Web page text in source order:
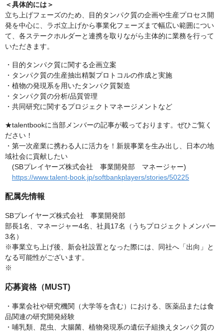
＜具体的には＞
立ち上げフェーズのため、目的タンパク質の企画や生産プロセス開
発を中心に、ラボ立上げから事業化フェーズまで幅広い範囲につい
て、各ステークホルダーと連携を取りながら主体的に業務を行って
いただきます。
・目的タンパク質に関する企画立案
・タンパク質の生産抽出精製プロトコルの作成と実施
・植物の発現系を用いたタンパク質製造
・タンパク質の分析/品質管理
・共同研究に関するプロジェクトマネージメントなど
★talentbookに当部メンバーの記事が載っております。ぜひご覧く
ださい！
・第一次産業に携わる人に活力を！新規事業を生み出し、日本の地
域社会に貢献したい
(SBプレイヤーズ株式会社 事業開発部 マネージャー)
https://www.talent-book.jp/softbankplayers/stories/50225
配属先情報
SBプレイヤーズ株式会社 事業開発部
部長1名、マネージャー4名、社員17名（うちプロジェクトメンバー
3名）
※事業立ち上げ後、新会社設置となった際には、同社へ「出向」と
なる可能性がございます。
※
応募資格（MUST)
・事業会社や研究機関（大学等を含む）における、医薬品または食
品関連の研究開発経験
・哺乳類、昆虫、大腸菌、植物発現系の遺伝子組換えタンパク質の